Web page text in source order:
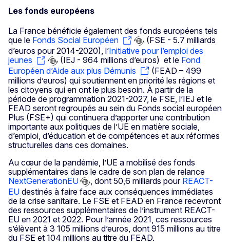
Les fonds européens
La France bénéficie également des fonds européens tels
que le Fonds Social Européen
(FSE - 5.7 milliards
d’euros pour 2014-2020), l’Initiative pour l’emploi des
jeunes
(IEJ - 964 millions d’euros) et le Fond
Européen d’Aide aux plus Démunis
(FEAD – 499
millions d’euros) qui soutiennent en priorité les régions et
les citoyens qui en ont le plus besoin. À partir de la
période de programmation 2021-2027, le FSE, l’IEJ et le
FEAD seront regroupés au sein du Fonds social européen
Plus (FSE+) qui continuera d’apporter une contribution
importante aux politiques de l’UE en matière sociale,
d’emploi, d’éducation et de compétences et aux réformes
structurelles dans ces domaines.
Au cœur de la pandémie, l’UE a mobilisé des fonds
supplémentaires dans le cadre de son plan de relance
NextGenerationEU
, dont 50,6 milliards pour REACT-
EU destinés à faire face aux conséquences immédiates
de la crise sanitaire. Le FSE et FEAD en France recevront
des ressources supplémentaires de l’instrument REACT-
EU en 2021 et 2022. Pour l’année 2021, ces ressources
s’élèvent à 3 105 millions d’euros, dont 915 millions au titre
du FSE et 104 millions au titre du FEAD.